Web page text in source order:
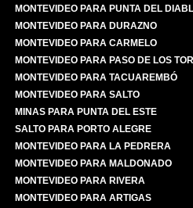
MONTEVIDEO PARA PUNTA DEL
MONTEVIDEO PARA DURAZNO
MONTEVIDEO PARA CARMELO
MONTEVIDEO PARA PASO DE LOS
MONTEVIDEO PARA TACUAREMBÓ
MONTEVIDEO PARA SALTO
MINAS PARA PUNTA DEL ESTE
SALTO PARA PORTO ALEGRE
MONTEVIDEO PARA LA PEDRERA
MONTEVIDEO PARA MALDONADO
MONTEVIDEO PARA RIVERA
MONTEVIDEO PARA ARTIGAS